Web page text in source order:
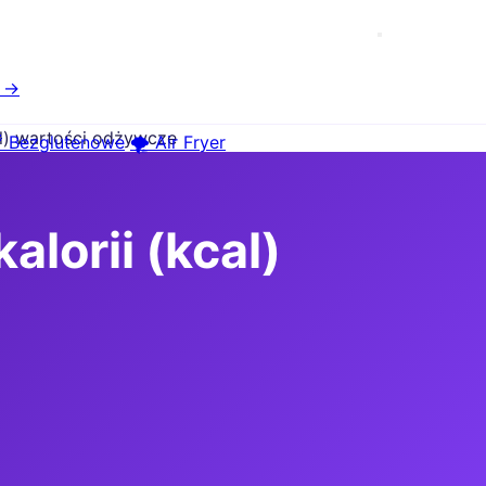
→
Bezglutenowe 🌪️ Air Fryer
wartości odżywcze
(kcal)